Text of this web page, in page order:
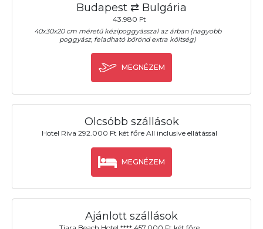
Budapest ⇄ Bulgária
43.980 Ft
40x30x20 cm méretű kézipoggyásszal az árban (nagyobb
poggyász, feladható bőrönd extra költség)
MEGNÉZEM
Olcsóbb szállások
Hotel Riva 292.000 Ft két főre All inclusive ellátással
MEGNÉZEM
Ajánlott szállások